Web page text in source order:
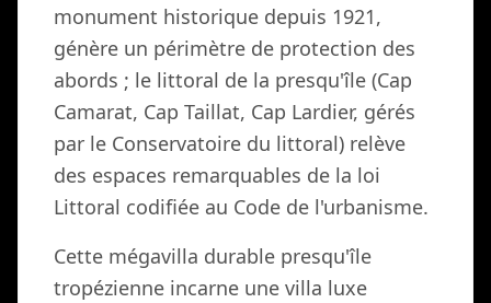
monument historique depuis 1921,
génère un périmètre de protection des
abords ; le littoral de la presqu'île (Cap
Camarat, Cap Taillat, Cap Lardier, gérés
par le Conservatoire du littoral) relève
des espaces remarquables de la loi
Littoral codifiée au Code de l'urbanisme.
Cette mégavilla durable presqu'île
tropézienne incarne une villa luxe